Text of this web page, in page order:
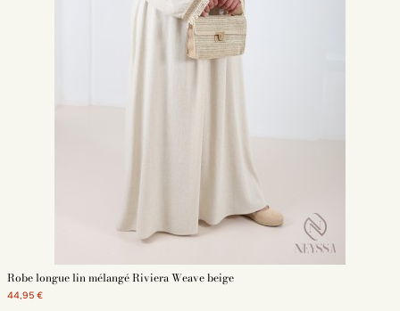
des allures de jupe. Si vous la choisissez ornée de broderies, elle se mue en
caftan pour les sorties. Vous pourrez alors lui associer des accessoires et
un hijab de couleur rose. Agrémentez-la d'une ceinture assortie pour un
tenue légiférée par excellence
Elle est de bonne longueur et s'adapte à votre taille. Elle possède un hijab
long assorti qui en fait une robe classique, fidèle à la Sunnah. Cette abaya
est un gain de temps pour réaliser ses prières quotidiennes. Elle fait partie
pièces incontournables à avoir dans sa garde-robe
. Le modèle de
abaya simple évasée de style jilbab comporte deux poches fonctionnelles.
Les options de la abaya et de son khimar assorti donne à la tenue un style
Abaya robe simple style caftan, pièce mode pour la femme
musulmane
Robe longue lin mélangé Riviera Weave beige
44,95 €